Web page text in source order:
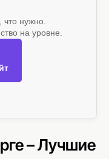
что нужно.
на уровне.
– Лучшие